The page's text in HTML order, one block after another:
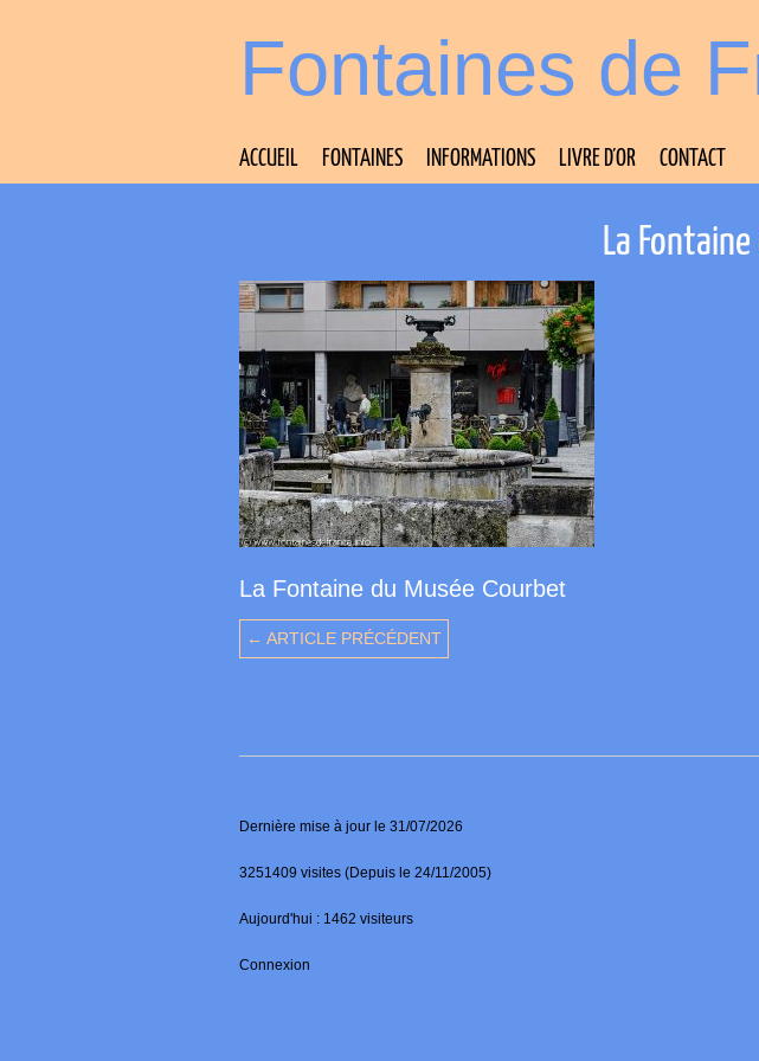
Fontaines de
ACCUEIL FONTAINES INFORMATIONS LIVRE D’OR CONTACT
La
La Fontaine du Musée Courbet
← ARTICLE PRÉCÉDENT
Dernière mise à jour le 31/07/2026
3251409 visites (Depuis le 24/11/2005)
Aujourd'hui : 1462 visiteurs
Connexion